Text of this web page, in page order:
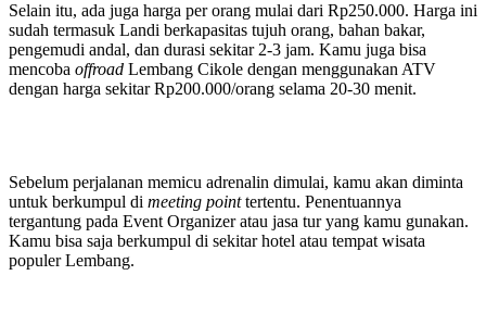
Selain itu, ada juga harga per orang mulai dari Rp250.000. Harga ini
sudah termasuk Landi berkapasitas tujuh orang, bahan bakar,
pengemudi andal, dan durasi sekitar 2-3 jam. Kamu juga bisa
mencoba offroad Lembang Cikole dengan menggunakan ATV
dengan harga sekitar Rp200.000/orang selama 20-30 menit.
Sebelum perjalanan memicu adrenalin dimulai, kamu akan diminta
untuk berkumpul di meeting pointtertentu. Penentuannya
tergantung pada Event Organizer atau jasa tur yang kamu gunakan.
Kamu bisa saja berkumpul di sekitar hotel atau tempat wisata
populer Lembang.